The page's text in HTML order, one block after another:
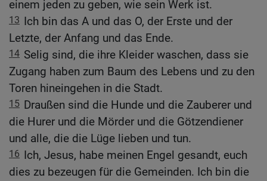
einem jeden zu geben, wie sein Werk ist.
13 Ich bin das A und das O, der Erste und der
Letzte, der Anfang und das Ende.
14 Selig sind, die ihre Kleider waschen, dass sie
Zugang haben zum Baum des Lebens und zu den
Toren hineingehen in die Stadt.
15 Draußen sind die Hunde und die Zauberer und
die Hurer und die Mörder und die Götzendiener
und alle, die die Lüge lieben und tun.
16 Ich, Jesus, habe meinen Engel gesandt, euch
dies zu bezeugen für die Gemeinden. Ich bin die